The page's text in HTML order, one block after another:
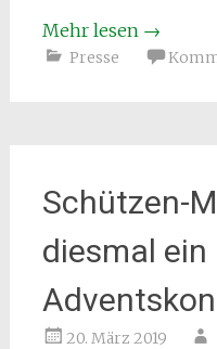
Mehr lesen →
Presse
Schützen-
diesmal ein
20. März 2019